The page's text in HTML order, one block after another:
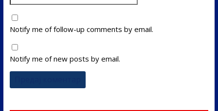
Notify me of follow-up comments by email.
Notify me of new posts by email.